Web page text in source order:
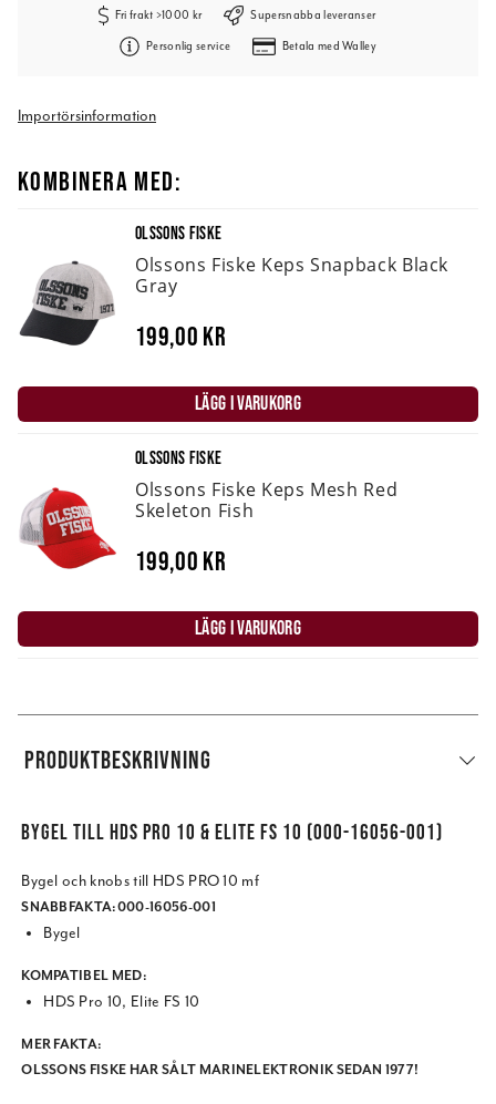
Fri frakt >1000 kr Supersnabba leveranser
Personlig service Betala med Walley
Importörsinformation
KOMBINERA MED:
OLSSONS FISKE
Olssons Fiske Keps Snapback Black
Gray
199,00 kr
LÄGG I VARUKORG
OLSSONS FISKE
Olssons Fiske Keps Mesh Red
Skeleton Fish
199,00 kr
LÄGG I VARUKORG
PRODUKTBESKRIVNING
BYGEL TILL HDS PRO 10 & ELITE FS 10 (000-16056-001)
Bygel och knobs till HDS PRO 10 mf
SNABBFAKTA:000-16056-001
Bygel
KOMPATIBEL MED:
HDS Pro 10, Elite FS 10
MER FAKTA:
OLSSONS FISKE HAR SÅLT MARINELEKTRONIK SEDAN 1977!